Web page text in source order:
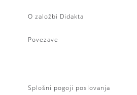
O založbi Didakta
Povezave
Splošni pogoji poslovanja